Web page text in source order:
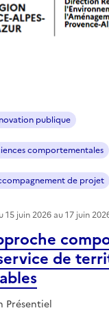
de
Présentiel
publique
comportementales
de projet
15 juin 2026 au 17 juin